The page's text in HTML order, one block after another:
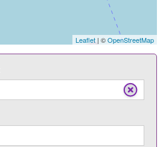
Leaflet | ©OpenStreetMap